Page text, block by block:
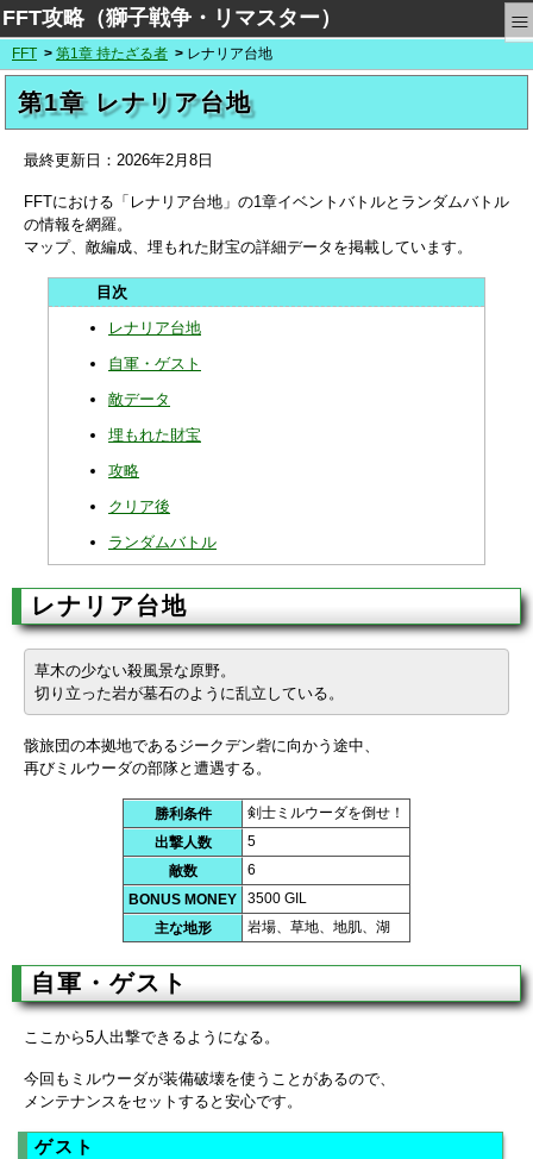
FFT攻略（獅子戦争・リマスター） ≡
FFT 第1章 持たざる者 レナリア台地
第1章 レナリア台地
最終更新日： 2026年2月8日
FFTにおける「レナリア台地」の1章イベントバトルとランダムバトル
の情報を網羅。
マップ、敵編成、埋もれた財宝の詳細データを掲載しています。
レナリア台地
自軍・ゲスト
敵データ
埋もれた財宝
攻略
クリア後
ランダムバトル
レナリア台地
草木の少ない殺風景な原野。
切り立った岩が墓石のように乱立している。
骸旅団の本拠地であるジークデン砦に向かう途中、
再びミルウーダの部隊と遭遇する。
勝利条件
剣士ミルウーダを倒せ！
出撃人数
5
敵数
6
BONUS MONEY
3500 GIL
主な地形
岩場、草地、地肌、湖
自軍・ゲスト
ここから5人出撃できるようになる。
今回もミルウーダが装備破壊を使うことがあるので、
メンテナンスをセットすると安心です。
ゲスト